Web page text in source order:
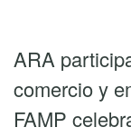
ARA
comercio y
FAMP